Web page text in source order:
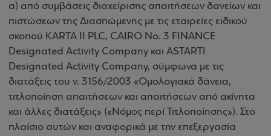
α) από συμβάσεις διαχείρισης απαιτήσεων δανείων και
πιστώσεων της Διασπώμενης με τις εταιρείες ειδικού
σκοπού KARTA II PLC, CAIRO No. 3 FINANCE
Designated Activity Company και ASTARTI
Designated Activity Company, σύμφωνα με τις
διατάξεις του ν. 3156/2003 «Ομολογιακά δάνεια,
τιτλοποίηση απαιτήσεων και απαιτήσεων από ακίνητα
και άλλες διατάξεις» («Νόμος περί Τιτλοποίησης»). Στο
πλαίσιο αυτών και αναφορικά με την επεξεργασία